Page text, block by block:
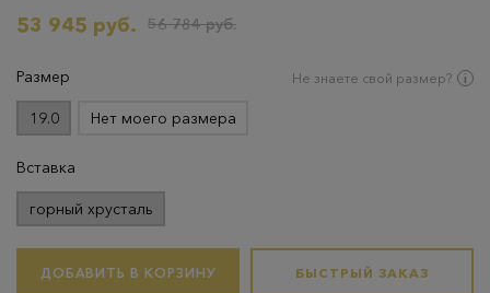
53 945 руб.
56 784 руб.
Размер Не знаете свой размер?
19.0 Нет моего размера
Вставка
горный хрусталь
ДОБАВИТЬ В КОРЗИНУ БЫСТРЫЙ ЗАКАЗ